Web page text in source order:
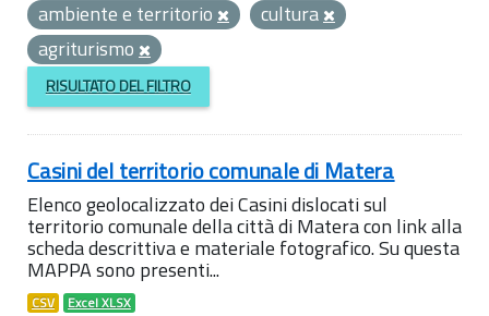
ambiente e territorio
cultura
agriturismo
RISULTATO DEL FILTRO
Casini del territorio comunale di Matera
Elenco geolocalizzato dei Casini dislocati sul
territorio comunale della città di Matera con link alla
scheda descrittiva e materiale fotografico. Su questa
MAPPA sono presenti...
CSV Excel XLSX